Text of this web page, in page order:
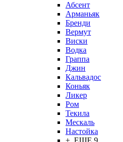
Абсент
Арманьяк
Бренди
Вермут
Виски
Водка
Граппа
Джин
Кальвадос
Коньяк
Ликер
Ром
Текила
Мескаль
Настойка
+ ЕЩЕ 9